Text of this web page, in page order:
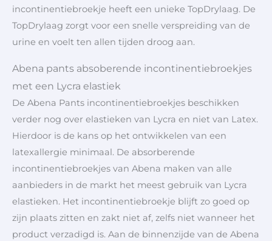
incontinentiebroekje heeft een unieke TopDrylaag. De
TopDrylaag zorgt voor een snelle verspreiding van de
urine en voelt ten allen tijden droog aan.
Abena pants absoberende incontinentiebroekjes
met een Lycra elastiek
De Abena Pants incontinentiebroekjes beschikken
verder nog over elastieken van Lycra en niet van Latex.
Hierdoor is de kans op het ontwikkelen van een
latexallergie minimaal. De absorberende
incontinentiebroekjes van Abena maken van alle
aanbieders in de markt het meest gebruik van Lycra
elastieken. Het incontinentiebroekje blijft zo goed op
zijn plaats zitten en zakt niet af, zelfs niet wanneer het
product verzadigd is. Aan de binnenzijde van de Abena